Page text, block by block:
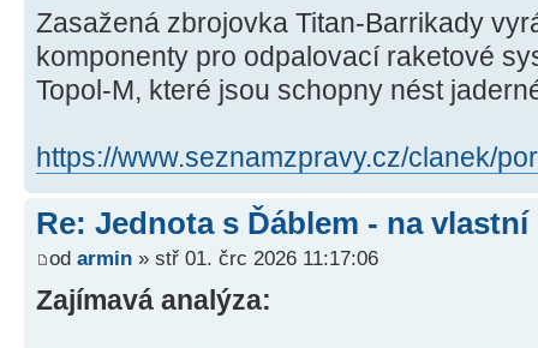
Zasažená zbrojovka Titan-Barrikady
komponenty pro odpalovací raketové
Topol-M, které jsou schopny nést
https://www.seznamzpravy.cz/clanek/
Re: Jednota s Ďáblem - na
od armin » stř 01. črc 2026 11:17:06
Zajímavá analýza: